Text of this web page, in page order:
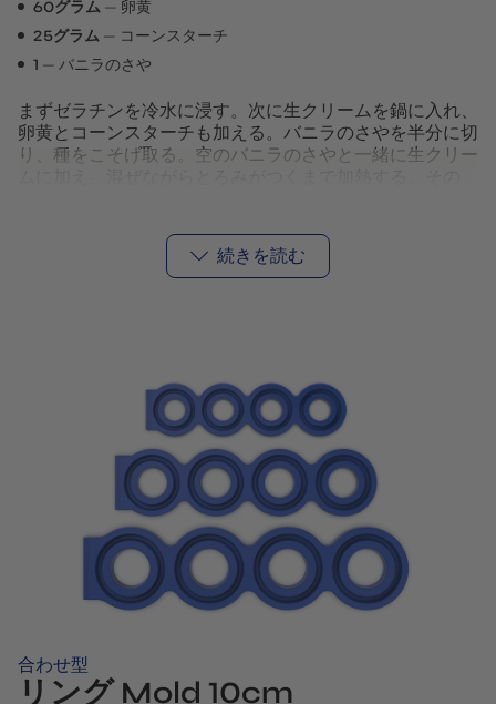
60グラム
卵黄
25グラム
コーンスターチ
1
バニラのさや
まずゼラチンを冷水に浸す。次に生クリームを鍋に入れ、
卵黄とコーンスターチも加える。バニラのさやを半分に切
り、種をこそげ取る。空のバニラのさやと一緒に生クリー
水を鍋に入れ、砂糖60グラムを加える。これを砂糖が118
度になるまで温める。その間に卵白をボウルに入れ、泡立
てる。白い泡が立ち始めたら砂糖10グラムを加える。シロ
ップが118度になったら、メレンゲにゆっくりと加える。
このとき、必ず側面にかける。これで2分間泡立てる。そ
の後、メレンゲをバニラクリームに加え、滑らかで空気を
含んだシブーストになるまで混ぜ合わせる。次に、ケーキ
にメレンゲを詰める。レモン型をほとんど上まで入れ、
2、3回叩いて気泡を抜く。レモンの内側をシブーストに押
し込み、パレットナイフで水平にする。冷凍庫で冷やす。
続きを読む
合わせ型
リング Mold 10cm